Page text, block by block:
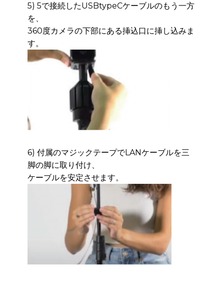
5) 5で接続したUSBtypeCケーブルのもう一方
を、
360度カメラの下部にある挿込口に挿し込みま
す。
6) 付属のマジックテープでLANケーブルを三
脚の脚に取り付け、
ケーブルを安定させます。